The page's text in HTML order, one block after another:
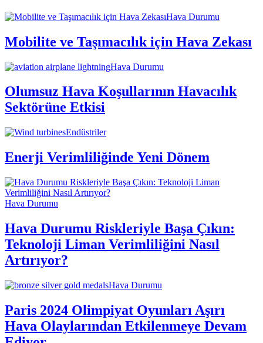
Hava Durumu
Mobilite ve Taşımacılık için Hava Zekası
Hava Durumu
Olumsuz Hava Koşullarının Havacılık
Sektörüne Etkisi
Endüstriler
Enerji Verimliliğinde Yeni Dönem
Hava Durumu
Hava Durumu Riskleriyle Başa Çıkın:
Teknoloji Liman Verimliliğini Nasıl
Artırıyor?
Hava Durumu
Paris 2024 Olimpiyat Oyunları Aşırı
Hava Olaylarından Etkilenmeye Devam